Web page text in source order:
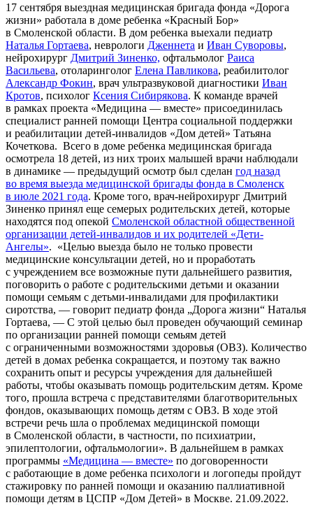
17 сентября выездная медицинская бригада фонда «Дорога
жизни» работала в доме ребенка «Красный Бор»
в Смоленской области. В дом ребенка выехали педиатр
Наталья Гортаева, неврологи Дженнета и Иван Суворовы,
нейрохирург Дмитрий Зиненко, офтальмолог Раиса
Васильева, отоларинголог Елена Павликова, реабилитолог
Александр Фокин, врач ультразвуковой диагностики Иван
Кротов, психолог Ксения Сибирякова. К команде врачей
в рамках проекта «Медицина — вместе» присоединилась
специалист ранней помощи Центра социальной поддержки
и реабилитации детей-инвалидов «Дом детей» Татьяна
Кочеткова. Всего в доме ребенка медицинская бригада
осмотрела 18 детей, из них троих малышей врачи наблюдали
в динамике — предыдущий осмотр был сделан год назад
во время выезда медицинской бригады фонда в Смоленск
в июле 2021 года. Кроме того, врач-нейрохирург Дмитрий
Зиненко принял еще семерых родительских детей, которые
находятся под опекой Смоленской областной общественной
организации детей-инвалидов и их родителей «Дети-
Ангелы». «Целью выезда было не только провести
медицинские консультации детей, но и проработать
с учреждением все возможные пути дальнейшего развития,
поговорить о работе с родительскими детьми и оказании
помощи семьям с детьми-инвалидами для профилактики
сиротства, — говорит педиатр фонда „Дорога жизни“ Наталья
Гортаева, — С этой целью был проведен обучающий семинар
по организации ранней помощи семьям детей
с ограниченными возможностями здоровья (ОВЗ). Количество
детей в домах ребенка сокращается, и поэтому так важно
сохранить опыт и ресурсы учреждения для дальнейшей
работы, чтобы оказывать помощь родительским детям. Кроме
того, прошла встреча с представителями благотворительных
фондов, оказывающих помощь детям с ОВЗ. В ходе этой
встречи речь шла о проблемах медицинской помощи
в Смоленской области, в частности, по психиатрии,
эпилептологии, офтальмологии». В дальнейшем в рамках
программы «Медицина — вместе» по договоренности
с работающие в доме ребенка психологи и логопеды пройдут
стажировку по ранней помощи и оказанию паллиативной
помощи детям в ЦСПР «Дом Детей» в Москве. 21.09.2022.